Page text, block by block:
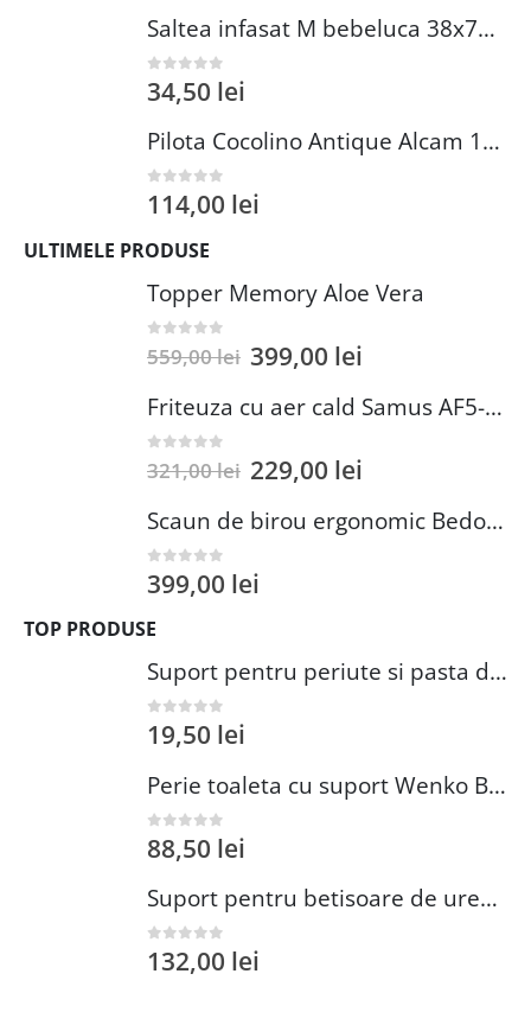
Saltea infasat M bebeluca 38x70 cm spuma PVC lavabila pentru confort si siguranta bebelusului
0out of 5
34,50 lei
Pilota Cocolino Antique Alcam 140x200 cm din Microfibra si Fleece pentru Confort Premium
0 out of 5
114,00 lei
ULTIMELE PRODUSE
Topper Memory Aloe Vera
559,00lei 399,00 lei
Friteuza cu aer cald Samus AF5-S1400DW
out of 5
321,00lei 229,00 lei
Scaun de birou ergonomic Bedora Lotte, Mesh, Negru/Rosu
0out of 5
399,00 lei
TOP PRODUSE
Suport pentru periute si pasta de dinti Wenko Brasil Petrol 7.3 x 10.3 cm plastic verde inchis
0 out of 5
19,50 lei
Perie toaleta cu suport Wenko Brasil Petrol 10x37 cm plastic verde inchis
0 out of 5
88,50 lei
Suport pentru betisoare de urechi si dischete demachiante Wenko 18 cm inox plastic argintiu
0 out of 5
132,00 lei